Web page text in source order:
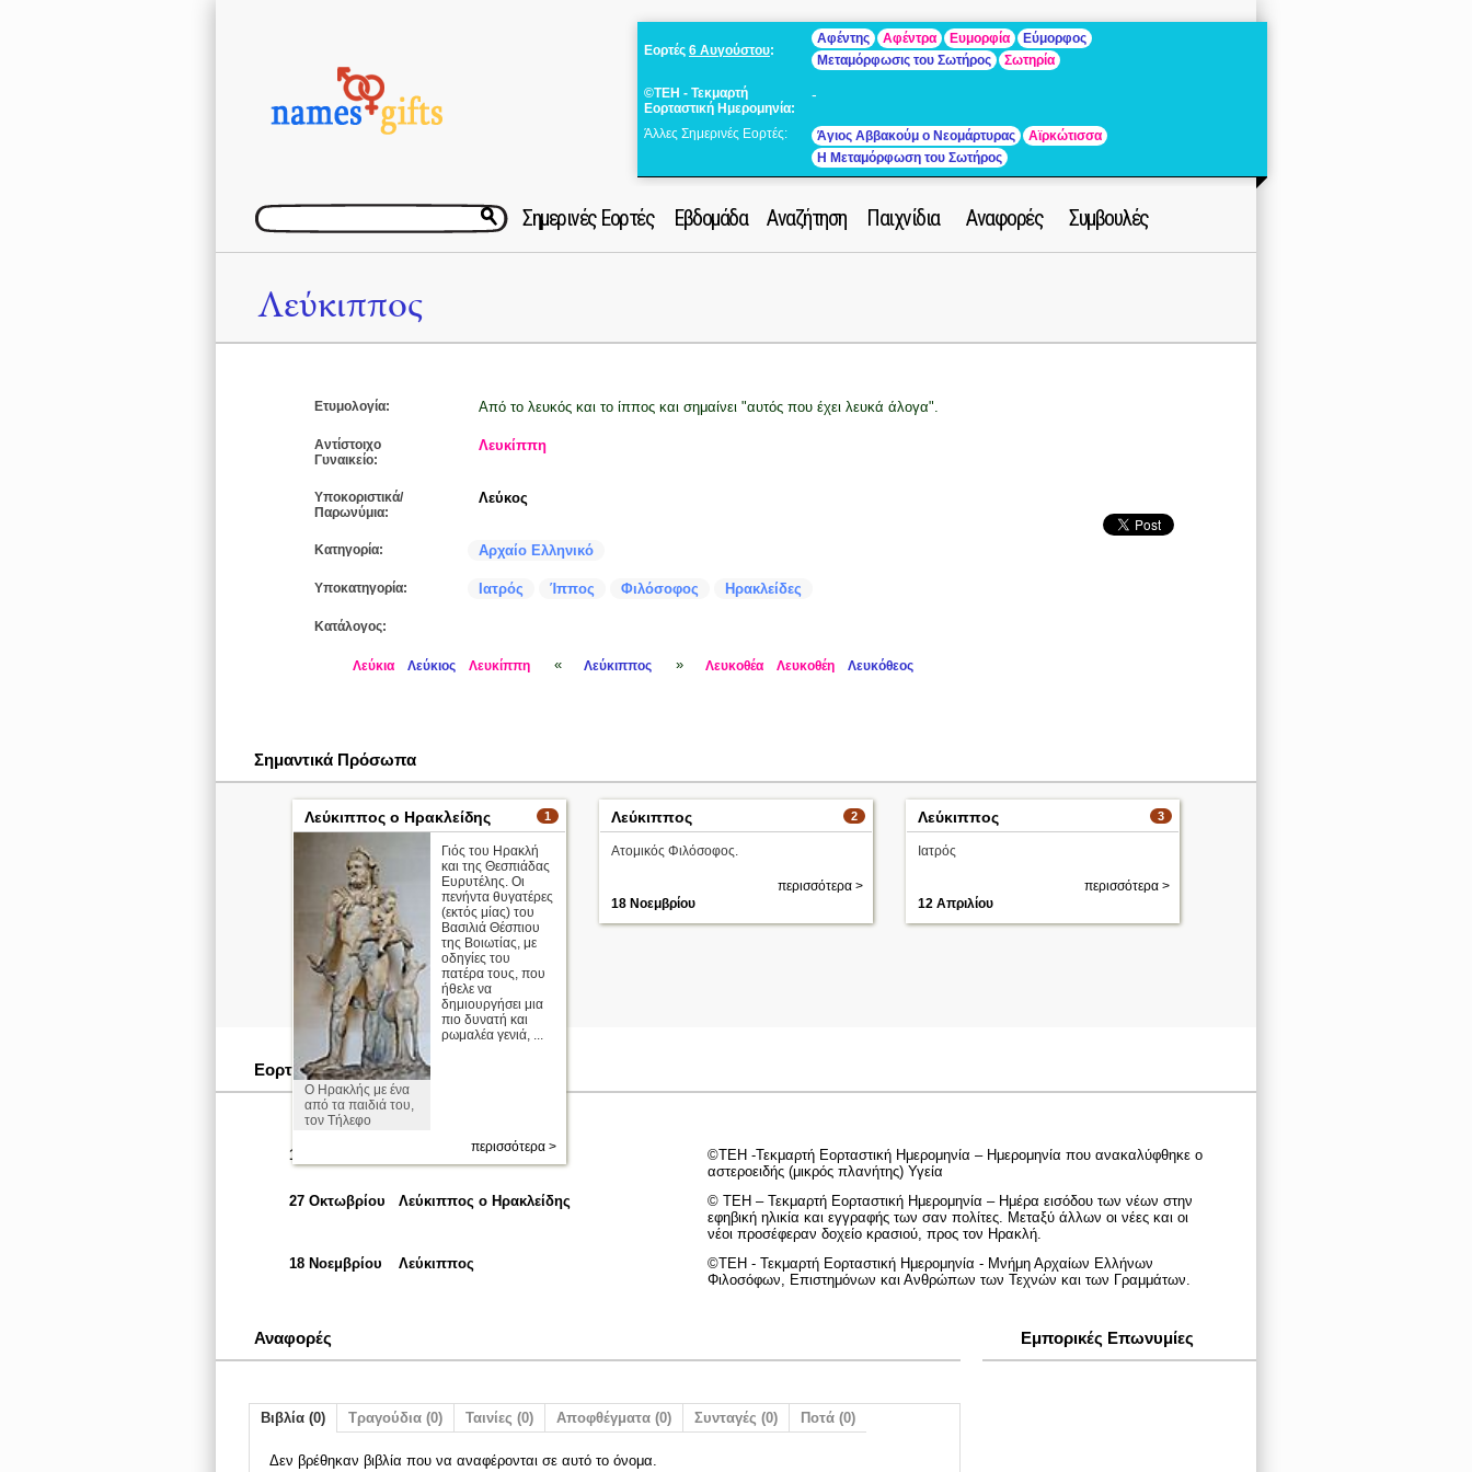
Εορτές 6 Αυγούστου:
Αφέντης Αφέντρα Ευμορφία
Εύμορφος
Μεταμόρφωσις του Σωτήρος
Σωτηρία
©ΤΕΗ - Τεκμαρτή
Εορταστική Ημερομηνία:
-
Άλλες Σημερινές Εορτές: Άγιος Αββακούμ ο Νεομάρτυρας
Αϊρκώτισσα
Η Μεταμόρφωση του Σωτήρος
Σημερινές Εορτές Εβδομάδα Αναζήτηση Παιχνίδια Αναφορές Συμβουλές
Λεύκιππος
Ετυμολογία: Από το λευκός και το ίππος και σημαίνει "αυτός που έχει λευκά άλογα".
Αντίστοιχο
Γυναικείο:
Λευκίππη
Υποκοριστικά/
Παρωνύμια:
Λεύκος
Κατηγορία: Αρχαίο Ελληνικό
Υποκατηγορία: Ιατρός Ίππος Φιλόσοφος Ηρακλείδες
Κατάλογος:
Λεύκια Λεύκιος Λευκίππη « Λεύκιππος » Λευκοθέα Λευκοθέη Λευκόθεος
Σημαντικά Πρόσωπα
1
Λεύκιππος ο Ηρακλείδης
Ο Ηρακλής με ένα
από τα παιδιά του,
τον Τήλεφο
Γιός του Ηρακλή
και της Θεσπιάδας
Ευρυτέλης. Οι
πενήντα θυγατέρες
(εκτός μίας) του
Βασιλιά Θέσπιου
της Βοιωτίας, με
οδηγίες του
πατέρα τους, που
ήθελε να
δημιουργήσει μια
πιο δυνατή και
ρωμαλέα γενιά, ...
περισσότερα >
2
Λεύκιππος
Ατομικός Φιλόσοφος.
περισσότερα >
18 Νοεμβρίου
3
Λεύκιππος
Ιατρός
περισσότερα >
12 Απριλίου
Εορταστικές Ημερομηνίες
12 Απριλίου Λεύκιππος
©ΤΕΗ -Τεκμαρτή Εορταστική Ημερομηνία – Ημερομηνία που ανακαλύφθηκε ο
αστεροειδής (μικρός πλανήτης) Υγεία
27 Οκτωβρίου
Λεύκιππος ο Ηρακλείδης
© ΤΕΗ – Τεκμαρτή Εορταστική Ημερομηνία – Ημέρα εισόδου των νέων στην
εφηβική ηλικία και εγγραφής των σαν πολίτες. Μεταξύ άλλων οι νέες και οι
νέοι προσέφεραν δοχείο κρασιού, προς τον Ηρακλή.
18 Νοεμβρίου
Λεύκιππος
©ΤΕΗ - Τεκμαρτή Εορταστική Ημερομηνία - Μνήμη Αρχαίων Ελλήνων
Φιλοσόφων, Επιστημόνων και Ανθρώπων των Τεχνών και των Γραμμάτων.
Εμπορικές Επωνυμίες
Αναφορές
Βιβλία (0) Τραγούδια (0) Ταινίες (0) Αποφθέγματα (0) Συνταγές (0) Ποτά (0)
Δεν βρέθηκαν βιβλία που να αναφέρονται σε αυτό το όνομα.